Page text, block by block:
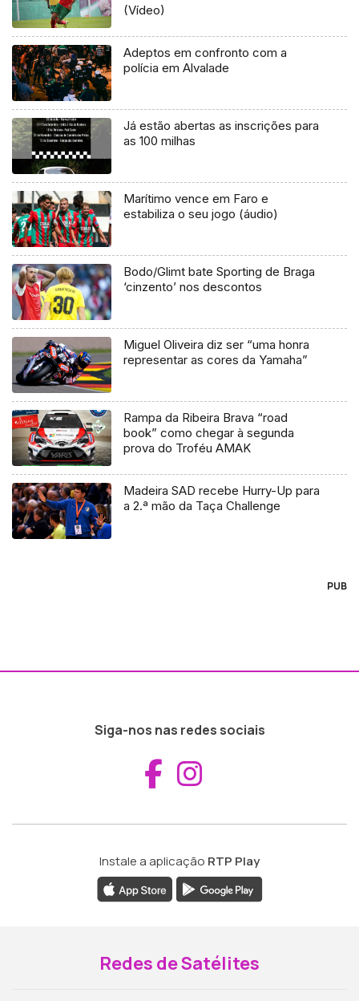
(Vídeo)
Adeptos em confronto com a
polícia em Alvalade
Já estão abertas as inscrições para
as 100 milhas
Marítimo vence em Faro e
estabiliza o seu jogo (áudio)
Bodo/Glimt bate Sporting de Braga
‘cinzento’ nos descontos
Miguel Oliveira diz ser “uma honra
representar as cores da Yamaha”
Rampa da Ribeira Brava “road
book” como chegar à segunda
prova do Troféu AMAK
Madeira SAD recebe Hurry-Up para
a 2.ª mão da Taça Challenge
PUB
Siga-nos nas redes sociais
Aceder ao
Instale a aplicação RTP Play
Redes de Satélites